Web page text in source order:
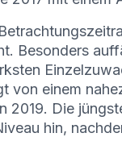
Besonders
von einem
2019. Die
hin,